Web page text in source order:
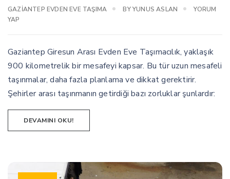
GAZIANTEP EVDEN EVE TAŞIMA BYYUNUS ASLAN
YORUM
YAP
Gaziantep Giresun Arası Evden Eve Taşımacılık, yaklaşık
900 kilometrelik bir mesafeyi kapsar. Bu tür uzun mesafeli
taşınmalar, daha fazla planlama ve dikkat gerektirir.
Şehirler arası taşınmanın getirdiği bazı zorluklar şunlardır:
DEVAMINI OKU!